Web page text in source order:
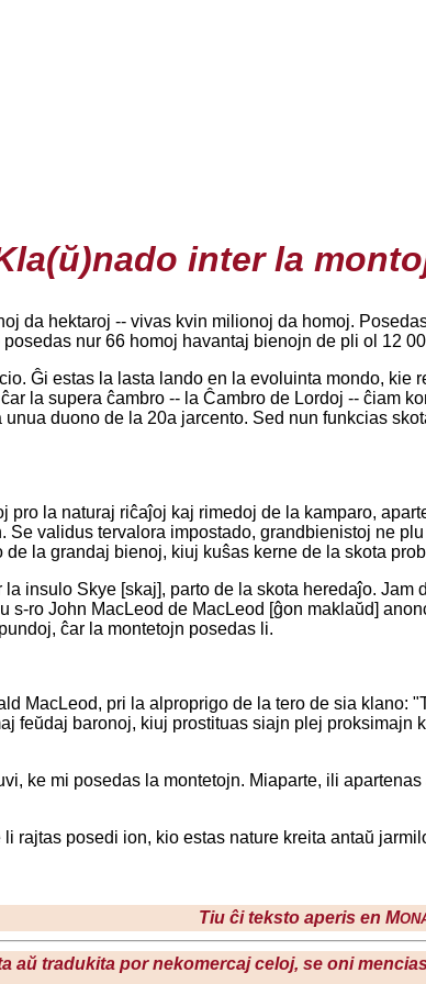
inter la
da hektaroj -- vivas kvin milionoj da homoj.
nur 66 homoj havantaj bienojn de pli ol 12
Ĝi estas la lasta lando en la evoluinta mondo, kie
la supera ĉambro -- la Ĉambro de Lordoj -- ĉiam
duono de la 20a jarcento. Sed nun funkcias
pro la naturaj riĉaĵoj kaj rimedoj de la kamparo,
Se validus tervalora impostado, grandbienistoj ne
la grandaj bienoj, kiuj kuŝas kerne de la skota
insulo Skye [skaj], parto de la skota heredaĵo. Jam
s-ro John MacLeod de MacLeod [ĝon maklaŭd]
ĉar la montetojn posedas li.
MacLeod, pri la alproprigo de la tero de sia klano:
feŭdaj baronoj, kiuj prostituas siajn plej proksimajn
ke mi posedas la montetojn. Miaparte, ili
rajtas posedi ion, kio estas nature kreita antaŭ
Tiu ĉi teksto aperis en M
aŭ tradukita por nekomercaj celoj, se oni